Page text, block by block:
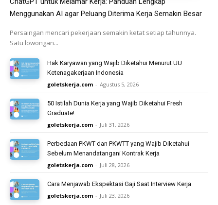
Menggunakan AI agar Peluang Diterima Kerja Semakin Besar
Persaingan mencari pekerjaan semakin ketat setiap tahunnya.
Satu lowongan...
Hak Karyawan yang Wajib Diketahui Menurut UU
Ketenagakerjaan Indonesia
goletskerja.com - Agustus 5, 2026
50 Istilah Dunia Kerja yang Wajib Diketahui Fresh
Graduate!
goletskerja.com - Juli 31, 2026
Perbedaan PKWT dan PKWTT yang Wajib Diketahui
Sebelum Menandatangani Kontrak Kerja
goletskerja.com - Juli 28, 2026
Cara Menjawab Ekspektasi Gaji Saat Interview Kerja
goletskerja.com - Juli 23, 2026